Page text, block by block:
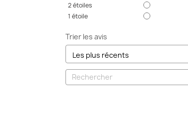
2étoiles
1 étoile
Trier les avis